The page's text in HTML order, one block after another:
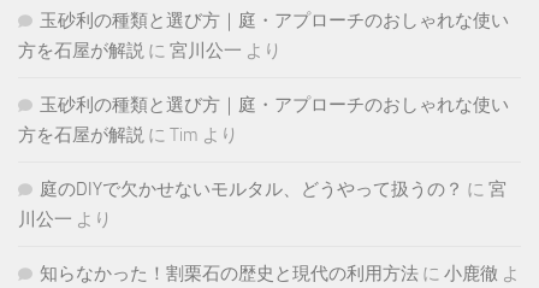
玉砂利の種類と選び方｜庭・アプローチのおしゃれな使い
方を石屋が解説 に 宮川公一 より
玉砂利の種類と選び方｜庭・アプローチのおしゃれな使い
方を石屋が解説 に Tim より
庭のDIYで欠かせないモルタル、どうやって扱うの？ に 宮
川公一 より
知らなかった！割栗石の歴史と現代の利用方法 に 小鹿徹 よ